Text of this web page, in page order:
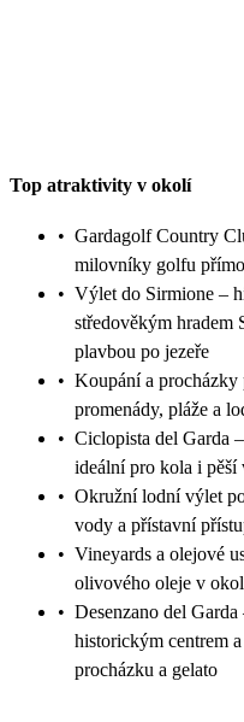
Top atraktivity v okolí
• Gardagolf Country
milovníky golfu
• Výlet do Sirmione –
středověkým hradem
plavbou po jezeře
• Koupání a procházky
promenády, pláže a
• Ciclopista del Garda
ideální pro kola i pěší
• Okružní lodní výlet
vody a přístavní
• Vineyards a olejové
olivového oleje v
• Desenzano del
historickým centrem
procházku a gelato